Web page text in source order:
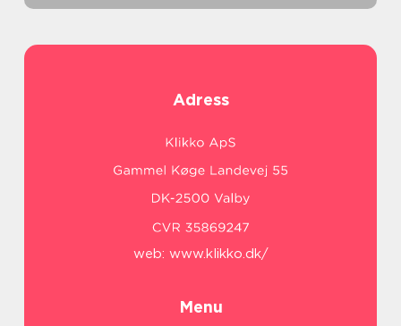
Adress
web: www.klikko.dk/
Menu